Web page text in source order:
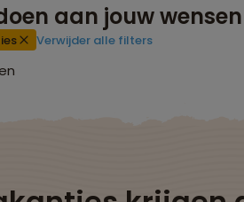
aan jouw wensen
Verwijder alle filters